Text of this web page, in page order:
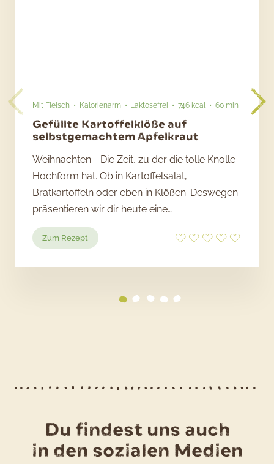
Mit Fleisch Kalorienarm Laktosefrei 746 kcal 60 min
Gefüllte Kartoffelklöße auf
selbstgemachtem Apfelkraut
Weihnachten - Die Zeit, zu der die tolle Knolle
Hochform hat. Ob in Kartoffelsalat,
Bratkartoffeln oder eben in Klößen. Deswegen
präsentieren wir dir heute eine…
Zum Rezept
Gefüllte
Apfelkraut
Du findest uns auch
in den sozialen Medien